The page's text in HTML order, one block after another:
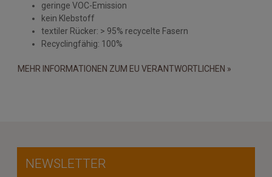
geringe VOC-Emission
kein Klebstoff
textiler Rücker: > 95% recycelte Fasern
Recyclingfähig: 100%
MEHR INFORMATIONEN ZUM EU VERANTWORTLICHEN »
NEWSLETTER